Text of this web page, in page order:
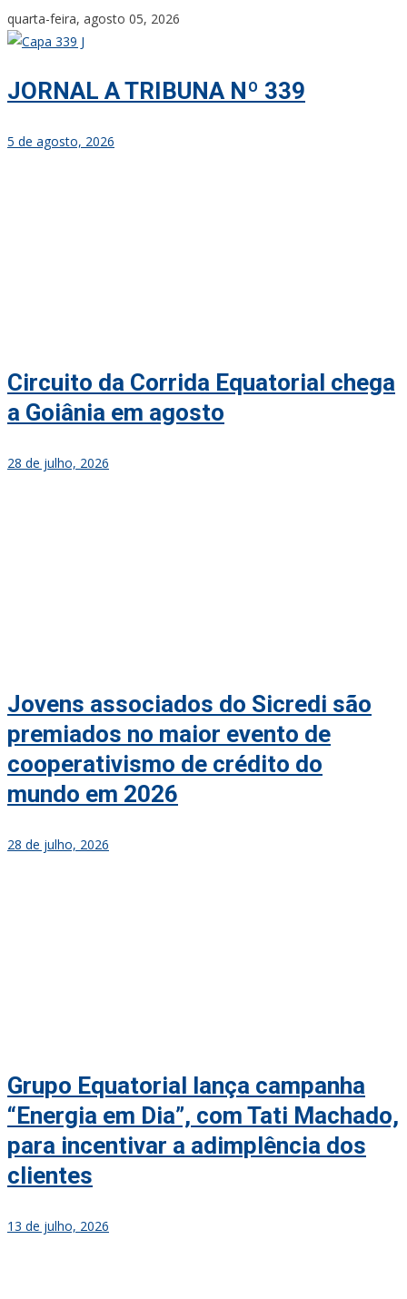
Skip
to
quarta-feira, agosto 05, 2026
JORNAL A TRIBUNA Nº 339
5 de agosto, 2026
Circuito da Corrida Equatorial chega
a Goiânia em agosto
28 de julho, 2026
Jovens associados do Sicredi são
premiados no maior evento de
cooperativismo de crédito do
mundo em 2026
28 de julho, 2026
Grupo Equatorial lança campanha
“Energia em Dia”, com Tati Machado,
para incentivar a adimplência dos
clientes
13 de julho, 2026